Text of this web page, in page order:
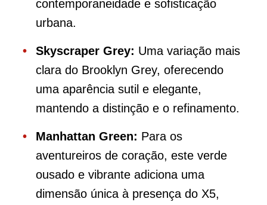
contemporaneidade e sofisticação
urbana.
Skyscraper Grey: Uma variação mais
clara do Brooklyn Grey, oferecendo
uma aparência sutil e elegante,
mantendo a distinção e o refinamento.
Manhattan Green: Para os
aventureiros de coração, este verde
ousado e vibrante adiciona uma
dimensão única à presença do X5,